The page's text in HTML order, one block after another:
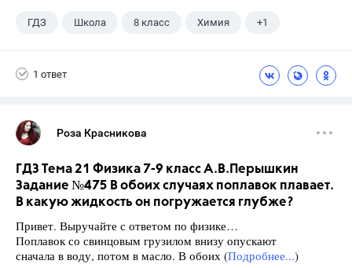
ГДЗ Школа 8 класс Химия +1
1 ответ
Роза Красникова
ГДЗ Тема 21 Физика 7-9 класс А.В.Перышкин
Задание №475 В обоих случаях поплавок плавает.
В какую жидкость он погружается глубже?
Привет. Выручайте с ответом по физике…
Поплавок со свинцовым грузилом внизу опускают
сначала в воду, потом в масло. В обоих (Подробнее...)